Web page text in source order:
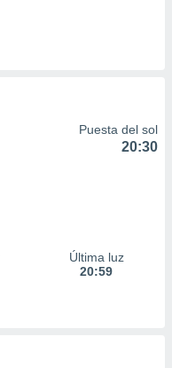
Puesta del sol
20:30
Última luz
20:59